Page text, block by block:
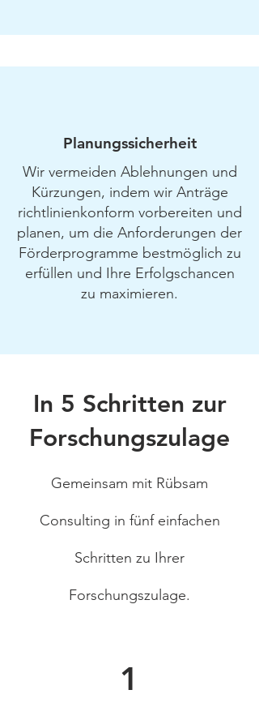
Planungssicherheit
Wir vermeiden Ablehnungen und
Kürzungen, indem wir Anträge
richtlinienkonform vorbereiten und
planen, um die Anforderungen der
Förderprogramme bestmöglich zu
erfüllen und Ihre Erfolgschancen
zu maximieren.
In 5 Schritten zur
Forschungszulage
Gemeinsam mit Rübsam
Consulting in fünf einfachen
Schritten zu Ihrer
Forschungszulage.
1